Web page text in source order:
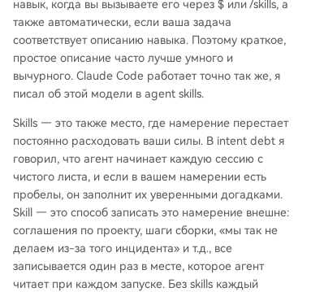
навык, когда вы вызываете его через $ или /skills, а
также автоматически, если ваша задача
соответствует описанию навыка. Поэтому краткое,
простое описание часто лучше умного и
вычурного. Claude Code работает точно так же, я
писал об этой модели в agent skills.
Skills — это также место, где намерение перестает
постоянно расходовать ваши силы. В intent debt я
говорил, что агент начинает каждую сессию с
чистого листа, и если в вашем намерении есть
пробелы, он заполнит их уверенными догадками.
Skill — это способ записать это намерение внешне:
соглашения по проекту, шаги сборки, «мы так не
делаем из-за того инцидента» и т.д., все
записывается один раз в месте, которое агент
читает при каждом запуске. Без skills каждый